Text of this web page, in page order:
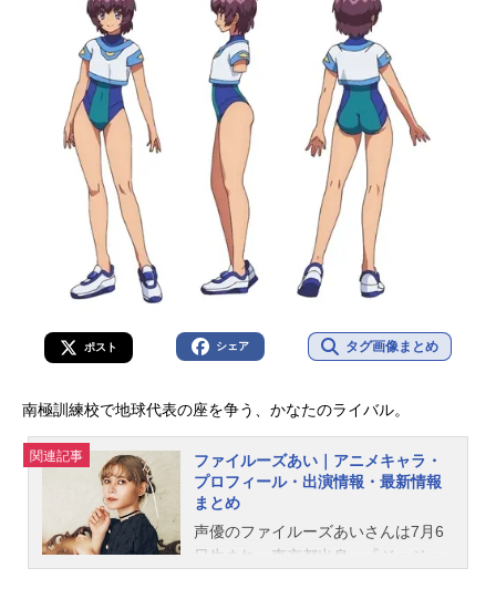
ポスト シェア タグ画像まとめ
南極訓練校で地球代表の座を争う、かなたのライバル。
関連記事
ファイルーズあい｜アニメキャラ・
プロフィール・出演情報・最新情報
まとめ
声優のファイルーズあいさんは7月6
日生まれ、東京都出身。『ジョジョ